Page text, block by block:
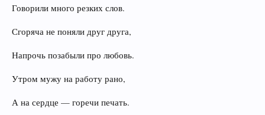
Говорили много резких слов.
Сгоряча не поняли друг друга,
Напрочь позабыли про любовь.
Утром мужу на работу рано,
А на сердце — горечи печать.